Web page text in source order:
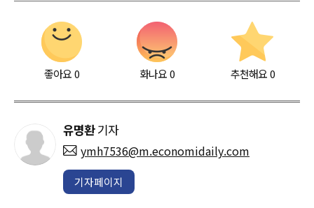
좋아요0 화나요0 추천해요 0
유명환기자
ymh7536@m.economidaily.com
기자페이지